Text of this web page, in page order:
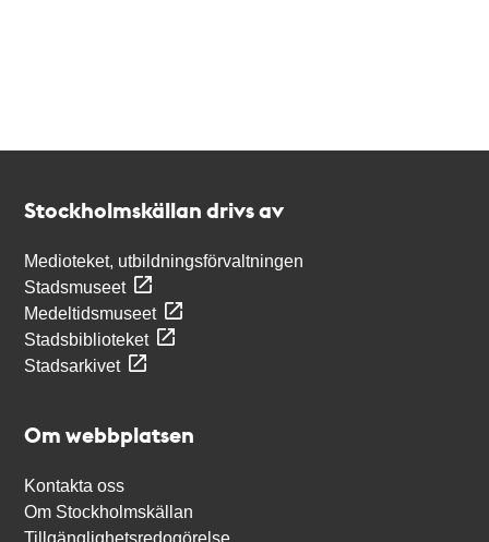
Stockholmskällan drivs av
Medioteket, utbildningsförvaltningen
Stadsmuseet
Medeltidsmuseet
Stadsbiblioteket
Stadsarkivet
Om webbplatsen
Kontakta oss
Om Stockholmskällan
Tillgänglighetsredogörelse